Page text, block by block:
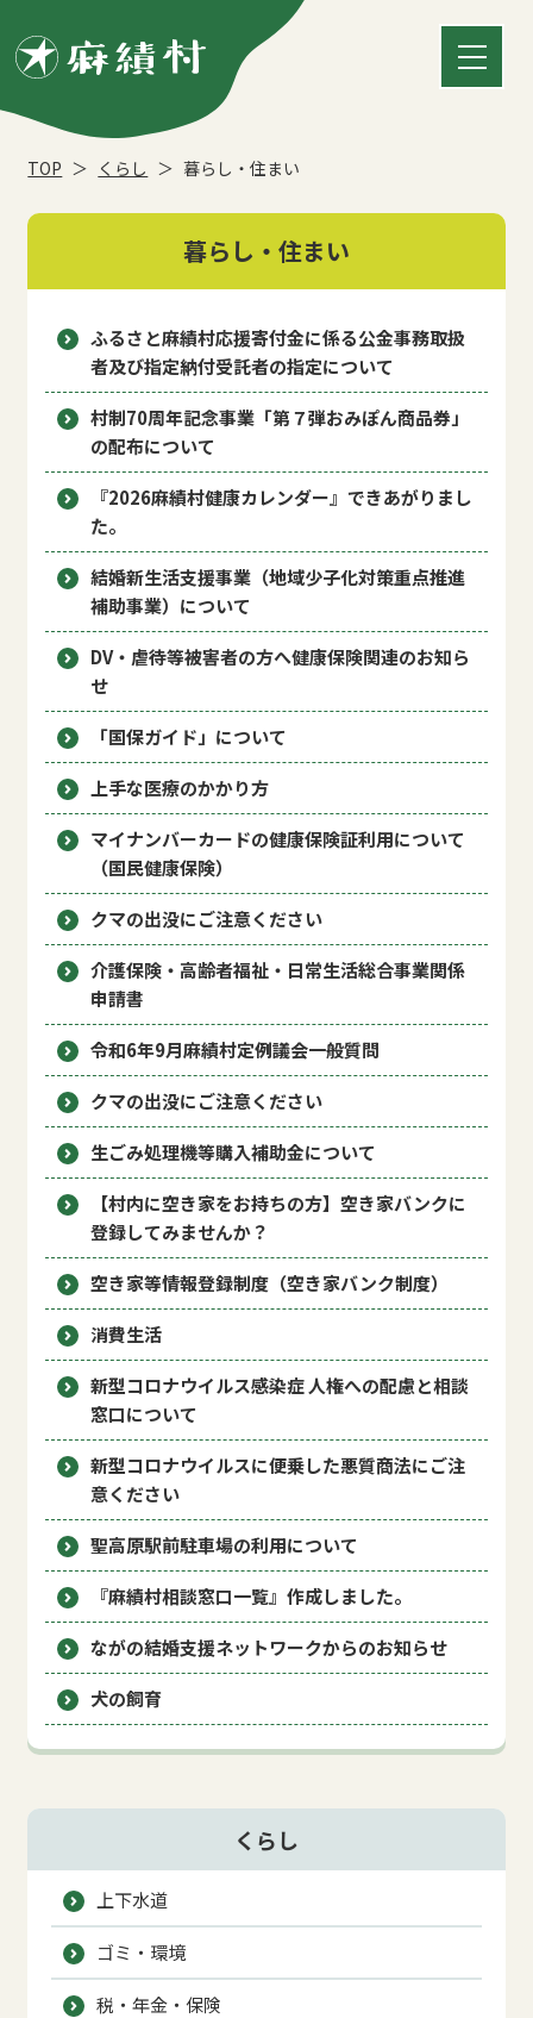
TOP くらし 暮らし・住まい
暮らし・住まい
ふるさと麻績村応援寄付金に係る公金事務取扱
者及び指定納付受託者の指定について
村制70周年記念事業「第７弾おみぽん商品券」
の配布について
『2026麻績村健康カレンダー』できあがりまし
た。
結婚新生活支援事業（地域少子化対策重点推進
補助事業）について
DV・虐待等被害者の方へ健康保険関連のお知ら
せ
「国保ガイド」について
上手な医療のかかり方
マイナンバーカードの健康保険証利用について
（国民健康保険）
クマの出没にご注意ください
介護保険・高齢者福祉・日常生活総合事業関係
申請書
令和6年9月麻績村定例議会一般質問
クマの出没にご注意ください
生ごみ処理機等購入補助金について
【村内に空き家をお持ちの方】空き家バンクに
登録してみませんか？
空き家等情報登録制度（空き家バンク制度）
消費生活
新型コロナウイルス感染症 人権への配慮と相談
窓口について
新型コロナウイルスに便乗した悪質商法にご注
意ください
聖高原駅前駐車場の利用について
『麻績村相談窓口一覧』作成しました。
ながの結婚支援ネットワークからのお知らせ
犬の飼育
くらし
上下水道
ゴミ・環境
税・年金・保険